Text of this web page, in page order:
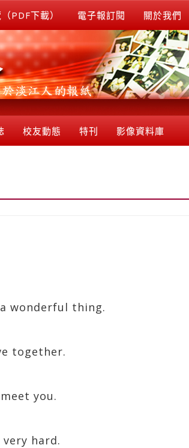
PDF下載） 電子報訂閱 關於我們
校友動態 特刊 影像資料庫
wonderful thing.
together.
you.
hard.